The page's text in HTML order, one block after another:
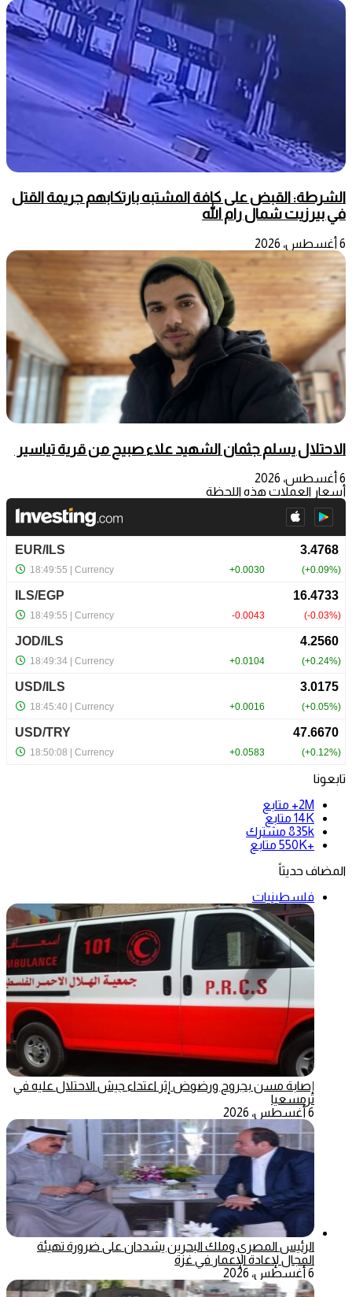
الشرطة: القبض على كافة المشتبه بارتكابهم جريمة القتل
في بيرزيت شمال رام الله
6 أغسطس، 2026
الاحتلال يسلم جثمان الشهيد علاء صبيح من قرية تياسير
6 أغسطس، 2026
أسعار العملات هذه اللحظة
تابعونا
2M+
متابع
14K متابع
835k مشترك
+550K
متابع
المضاف حديثاً
فلسطينيات
إصابة مسن بجروح ورضوض إثر اعتداء جيش الاحتلال عليه في
ترمسعيا
6 أغسطس، 2026
الرئيس المصري وملك البحرين يشددان على ضرورة تهيئة
المجال لإعادة الإعمار في غزة
6 أغسطس، 2026